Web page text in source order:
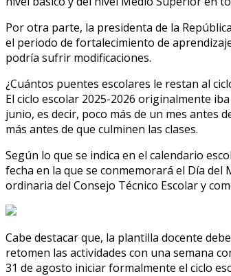
Por otra parte, la presidenta de la
el periodo de fortalecimiento de
podría sufrir modificaciones.
¿Cuántos puentes escolares le restan al
El ciclo escolar 2025-2026 originalmente
junio, es decir, poco más de un mes antes
más antes de que culminen las clases.
Según lo que se indica en el calendario
fecha en la que se conmemorará el Día
ordinaria del Consejo Técnico Escolar y
Cabe destacar que, la plantilla docente
retomen las actividades con una semana
31 de agosto iniciar formalmente el ciclo